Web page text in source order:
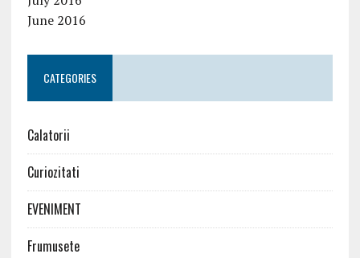
June 2016
CATEGORIES
Calatorii
Curiozitati
EVENIMENT
Frumusete